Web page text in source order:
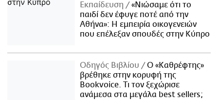
Εκπαίδευση
«Νιώσαμε ότι το
παιδί δεν έφυγε ποτέ από την
Αθήνα»: Η εμπειρία οικογενειών
που επέλεξαν σπουδές στην Κύπρο
Οδηγός Βιβλίου
Ο «Καθρέφτης»
βρέθηκε στην κορυφή της
Bookvoice. Τι τον ξεχώρισε
ανάμεσα στα μεγάλα best sellers;